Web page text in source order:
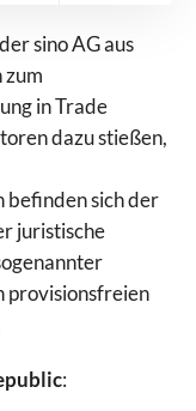
sino AG aus
zum
in Trade
dazu stießen,
befinden sich der
juristische
provisionsfreien
: